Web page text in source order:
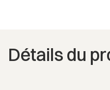
Détails du